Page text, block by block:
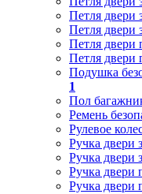
Петля двери
Петля двери
Петля двери
Петля двери
Подушка
1
Пол
Ремень
Рулевое
Ручка двери
Ручка двери
Ручка двери
Ручка двери